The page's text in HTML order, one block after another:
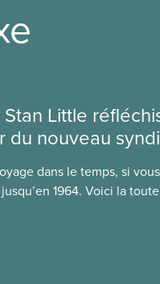
Stan Little
du nouveau
dans le temps, si
1964. Voici la toute